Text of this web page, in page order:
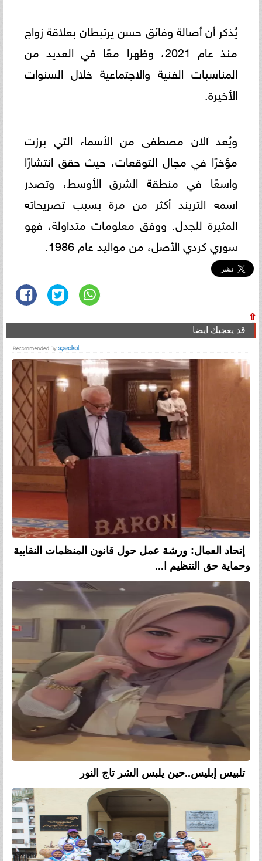
يُذكر أن أصالة وفائق حسن يرتبطان بعلاقة زواج
منذ عام 2021، وظهرا معًا في العديد من
المناسبات الفنية والاجتماعية خلال السنوات
الأخيرة.
ويُعد آلان مصطفى من الأسماء التي برزت
مؤخرًا في مجال التوقعات، حيث حقق انتشارًا
واسعًا في منطقة الشرق الأوسط، وتصدر
اسمه التريند أكثر من مرة بسبب تصريحاته
المثيرة للجدل. ووفق معلومات متداولة، فهو
سوري كردي الأصل، من مواليد عام 1986.
⇧
قد يعجبك ايضا
إتحاد العمال: ورشة عمل حول قانون المنظمات النقابية
وحماية حق التنظيم ا...
تلبيس إبليس..حين يلبس الشر تاج النور